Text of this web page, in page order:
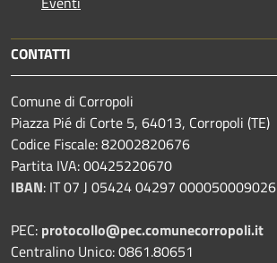
CONTATTI
Comune di Corropoli
Piazza Pié di Corte 5, 64013, Corropoli (TE)
Codice Fiscale: 82002820676
Partita IVA: 00425220670
IBAN: IT 07 J 05424 04297 000050009026
PEC: protocollo@pec.comunecorropoli.it
Centralino Unico: 0861.80651